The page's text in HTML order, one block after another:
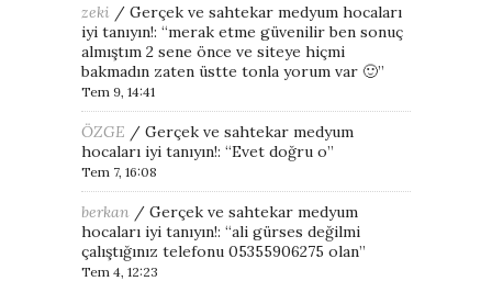
zeki / Gerçek ve sahtekar medyum hocaları
iyi tanıyın!: “merak etme güvenilir ben sonuç
almıştım 2 sene önce ve siteye hiçmi
bakmadın zaten üstte tonla yorum var 🙂”
Tem 9, 14:41
ÖZGE / Gerçek ve sahtekar medyum
hocaları iyi tanıyın!: “Evet doğru o”
Tem 7, 16:08
berkan / Gerçek ve sahtekar medyum
hocaları iyi tanıyın!: “ali gürses değilmi
çalıştığınız telefonu 05355906275 olan”
Tem 4, 12:23